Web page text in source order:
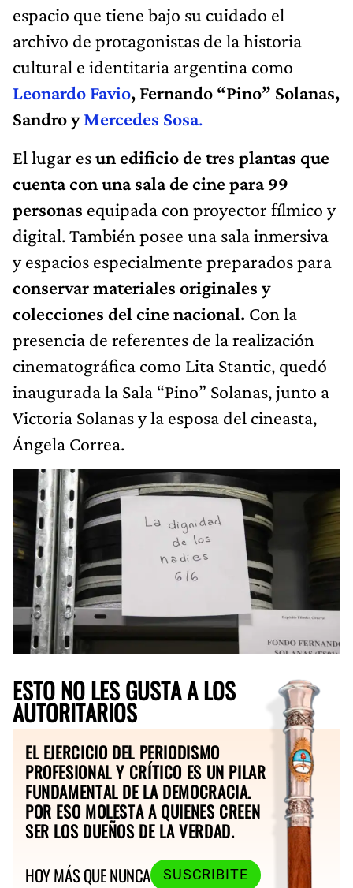
espacio que tiene bajo su cuidado el
archivo de protagonistas de la historia
cultural e identitaria argentina como
Leonardo Favio, Fernando “Pino” Solanas,
Sandro yMercedes Sosa.
El lugar esun edificio de tres plantas que
cuenta con una sala de cine para 99
personas equipada con proyector fílmico y
digital. También posee una sala inmersiva
y espacios especialmente preparados para
conservar materiales originales y
colecciones del cine nacional. Con la
presencia de referentes de la realización
cinematográfica como Lita Stantic, quedó
inaugurada la Sala “Pino” Solanas, junto a
Victoria Solanas y la esposa del cineasta,
Ángela Correa.
ESTO NO LES GUSTA A LOS
AUTORITARIOS
EL EJERCICIO DEL PERIODISMO
PROFESIONAL Y CRÍTICO ES UN PILAR
FUNDAMENTAL DE LA DEMOCRACIA.
POR ESO MOLESTA A QUIENES CREEN
SER LOS DUEÑOS DE LA VERDAD.
HOY MÁS QUE NUNCA
SUSCRIBITE